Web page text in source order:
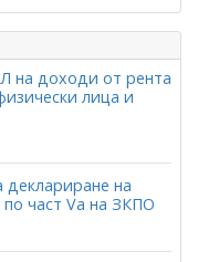
на доходи от рента
лица и
на
част Vа на ЗКПО